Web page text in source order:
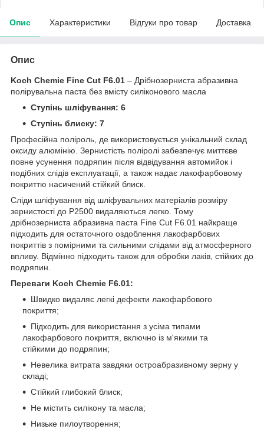
Опис Характеристики Відгуки про товар Доставка
Опис
Koch Chemie Fine Cut F6.01 – Дрібнозерниста абразивна
полірувальна паста без вмісту силіконового масла
Ступінь шліфування: 6
Ступінь блиску: 7
Професійна поліроль, де використовується унікальний склад
оксиду алюмінію. Зернистість поліролі забезпечує миттєве
повне усунення подряпин після відвідування автомийок і
подібних слідів експлуатації, а також надає лакофарбовому
покриттю насичений стійкий блиск.
Сліди шліфування від шліфувальних матеріалів розміру
зернистості до P2500 видаляються легко. Тому
дрібнозерниста абразивна паста Fine Cut F6.01 найкраще
підходить для остаточного оздоблення лакофарбових
покриттів з помірними та сильними слідами від атмосферного
впливу. Відмінно підходить також для обробки лаків, стійких до
подряпин.
Переваги Koch Chemie F6.01:
Швидко видаляє легкі дефекти лакофарбового
покриття;
Підходить для використання з усіма типами
лакофарбового покриття, включно із м'якими та
стійкими до подряпин;
Невелика витрата завдяки остроабразивному зерну у
складі;
Стійкий глибокий блиск;
Не містить силікону та масла;
Низьке пилоутворення;